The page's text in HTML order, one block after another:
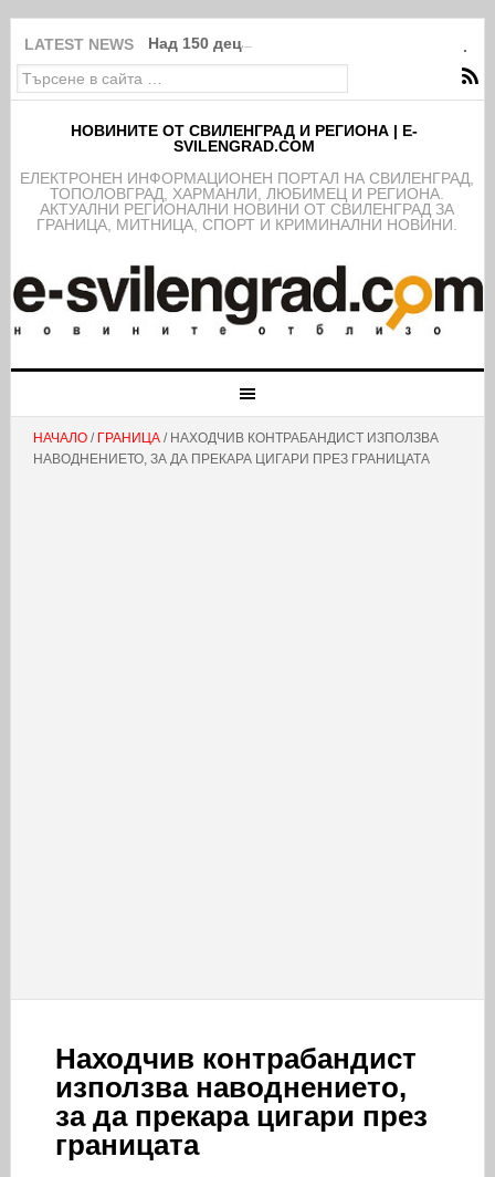
LATEST NEWS Над 150 деца от школата на ФК
НОВИНИТЕ ОТ СВИЛЕНГРАД И РЕГИОНА | E-
SVILENGRAD.COM
EЛЕКТРОНЕН ИНФОРМАЦИОНЕН ПОРТАЛ НА СВИЛЕНГРАД,
ТОПОЛОВГРАД, ХАРМАНЛИ, ЛЮБИМЕЦ И РЕГИОНА.
АКТУАЛНИ РЕГИОНАЛНИ НОВИНИ ОТ СВИЛЕНГРАД ЗА
ГРАНИЦА, МИТНИЦА, СПОРТ И КРИМИНАЛНИ НОВИНИ.
НАЧАЛО/ ГРАНИЦА/ НАХОДЧИВ КОНТРАБАНДИСТ ИЗПОЛЗВА
НАВОДНЕНИЕТО, ЗА ДА ПРЕКАРА ЦИГАРИ ПРЕЗ ГРАНИЦАТА
Находчив контрабандист
използва наводнението,
за да прекара цигари през
границата